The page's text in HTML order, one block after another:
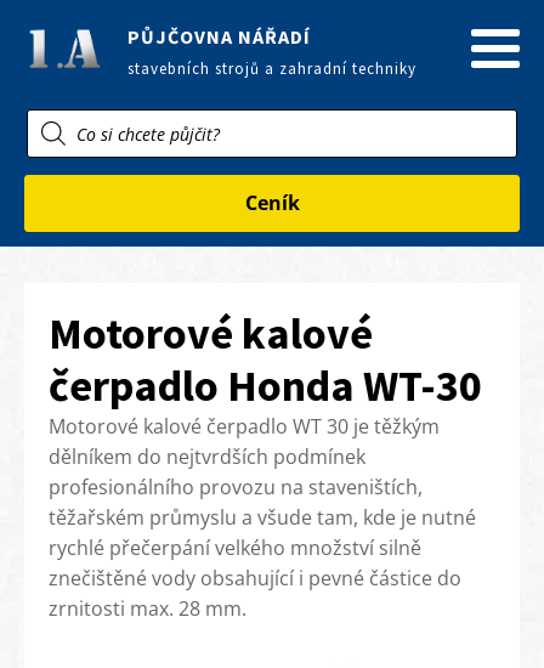
PŮJČOVNA NÁŘADÍ
stavebních strojů a zahradní techniky
Products
search
Ceník
Motorové kalové
čerpadlo Honda WT-30
Motorové kalové čerpadlo WT 30 je těžkým
dělníkem do nejtvrdších podmínek
profesionálního provozu na staveništích,
těžařském průmyslu a všude tam, kde je nutné
rychlé přečerpání velkého množství silně
znečištěné vody obsahující i pevné částice do
zrnitosti max. 28 mm.